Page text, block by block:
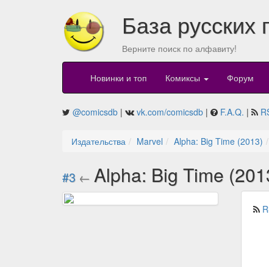
База русских
Верните поиск по алфавиту!
Новинки и топ Комиксы Форум
@comicsdb | vk.com/comicsdb | F.A.Q. |
Издательства Marvel Alpha: Big Time (2013)
#3 ← Alpha: Big Time